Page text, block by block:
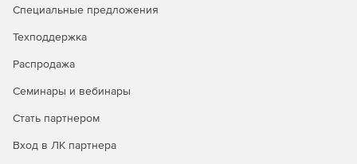
Специальные предложения
Техподдержка
Распродажа
Семинары и вебинары
Стать партнером
Вход в ЛК партнера